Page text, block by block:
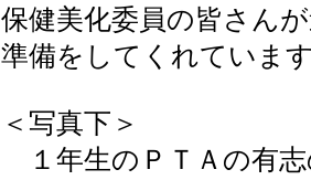
保健美化委員の皆さん
準備をしてくれていま
＜写真下＞
１年生のＰＴＡの有